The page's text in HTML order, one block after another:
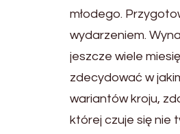
młodego.
wydarzeniem.
jeszcze wiele
zdecydować w
wariantów kroju,
której czuje się nie